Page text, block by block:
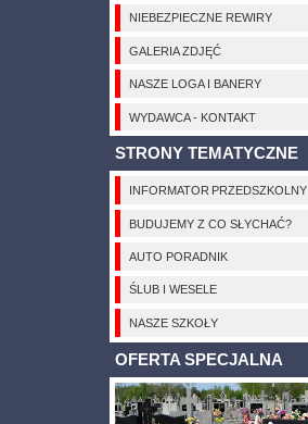
NIEBEZPIECZNE REWIRY
GALERIA ZDJĘĆ
NASZE LOGA I BANERY
WYDAWCA - KONTAKT
STRONY TEMATYCZNE
INFORMATOR PRZEDSZKOLNY
BUDUJEMY Z CO SŁYCHAĆ?
AUTO PORADNIK
ŚLUB I WESELE
NASZE SZKOŁY
OFERTA SPECJALNA